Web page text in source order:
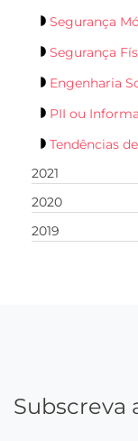
Segurança
Segurança
Engenharia
PII ou
Tendências
2021
2020
2019
Subscreva